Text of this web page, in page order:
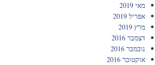
מאי 2019
אפריל 2019
מרץ 2019
דצמבר 2016
נובמבר 2016
אוקטובר 2016